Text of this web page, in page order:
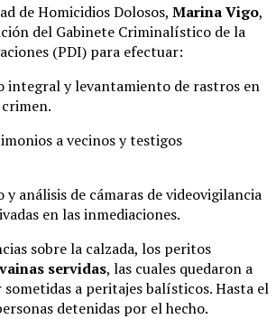
de Homicidios Dolosos, Marina Vigo,
del Gabinete Criminalístico de la
(PDI) para efectuar:
integral y levantamiento de rastros en
a vecinos y testigos
y análisis de cámaras de videovigilancia
en las inmediaciones.
sobre la calzada, los peritos
servidas, las cuales quedaron a
sometidas a peritajes balísticos. Hasta el
detenidas por el hecho.